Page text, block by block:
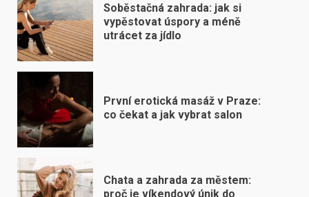
Soběstačná zahrada: jak si
vypěstovat úspory a méně
utrácet za jídlo
První erotická masáž v Praze:
co čekat a jak vybrat salon
Chata a zahrada za městem:
proč je víkendový únik do